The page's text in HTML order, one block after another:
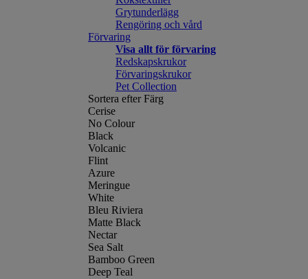
Grytunderlägg
Rengöring och vård
Förvaring
Visa allt för förvaring
Redskapskrukor
Förvaringskrukor
Pet Collection
Sortera efter Färg
Cerise
No Colour
Black
Volcanic
Flint
Azure
Meringue
White
Bleu Riviera
Matte Black
Nectar
Sea Salt
Bamboo Green
Deep Teal